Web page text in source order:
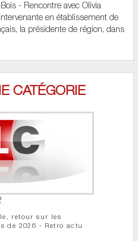
- Rencontre avec Olivia
en établissement de
la présidente de région, dans
CATÉGORIE
retour sur les
de 2026 - Retro actu